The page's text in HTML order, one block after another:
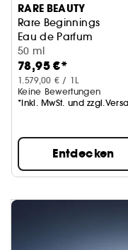
RARE BEAUTY
Rare Beginnings
Eau de Parfum
50 ml
78,95 €*
1.579,00 € / 1L
Keine Bewertungen
*Inkl. MwSt. und
Entdecken